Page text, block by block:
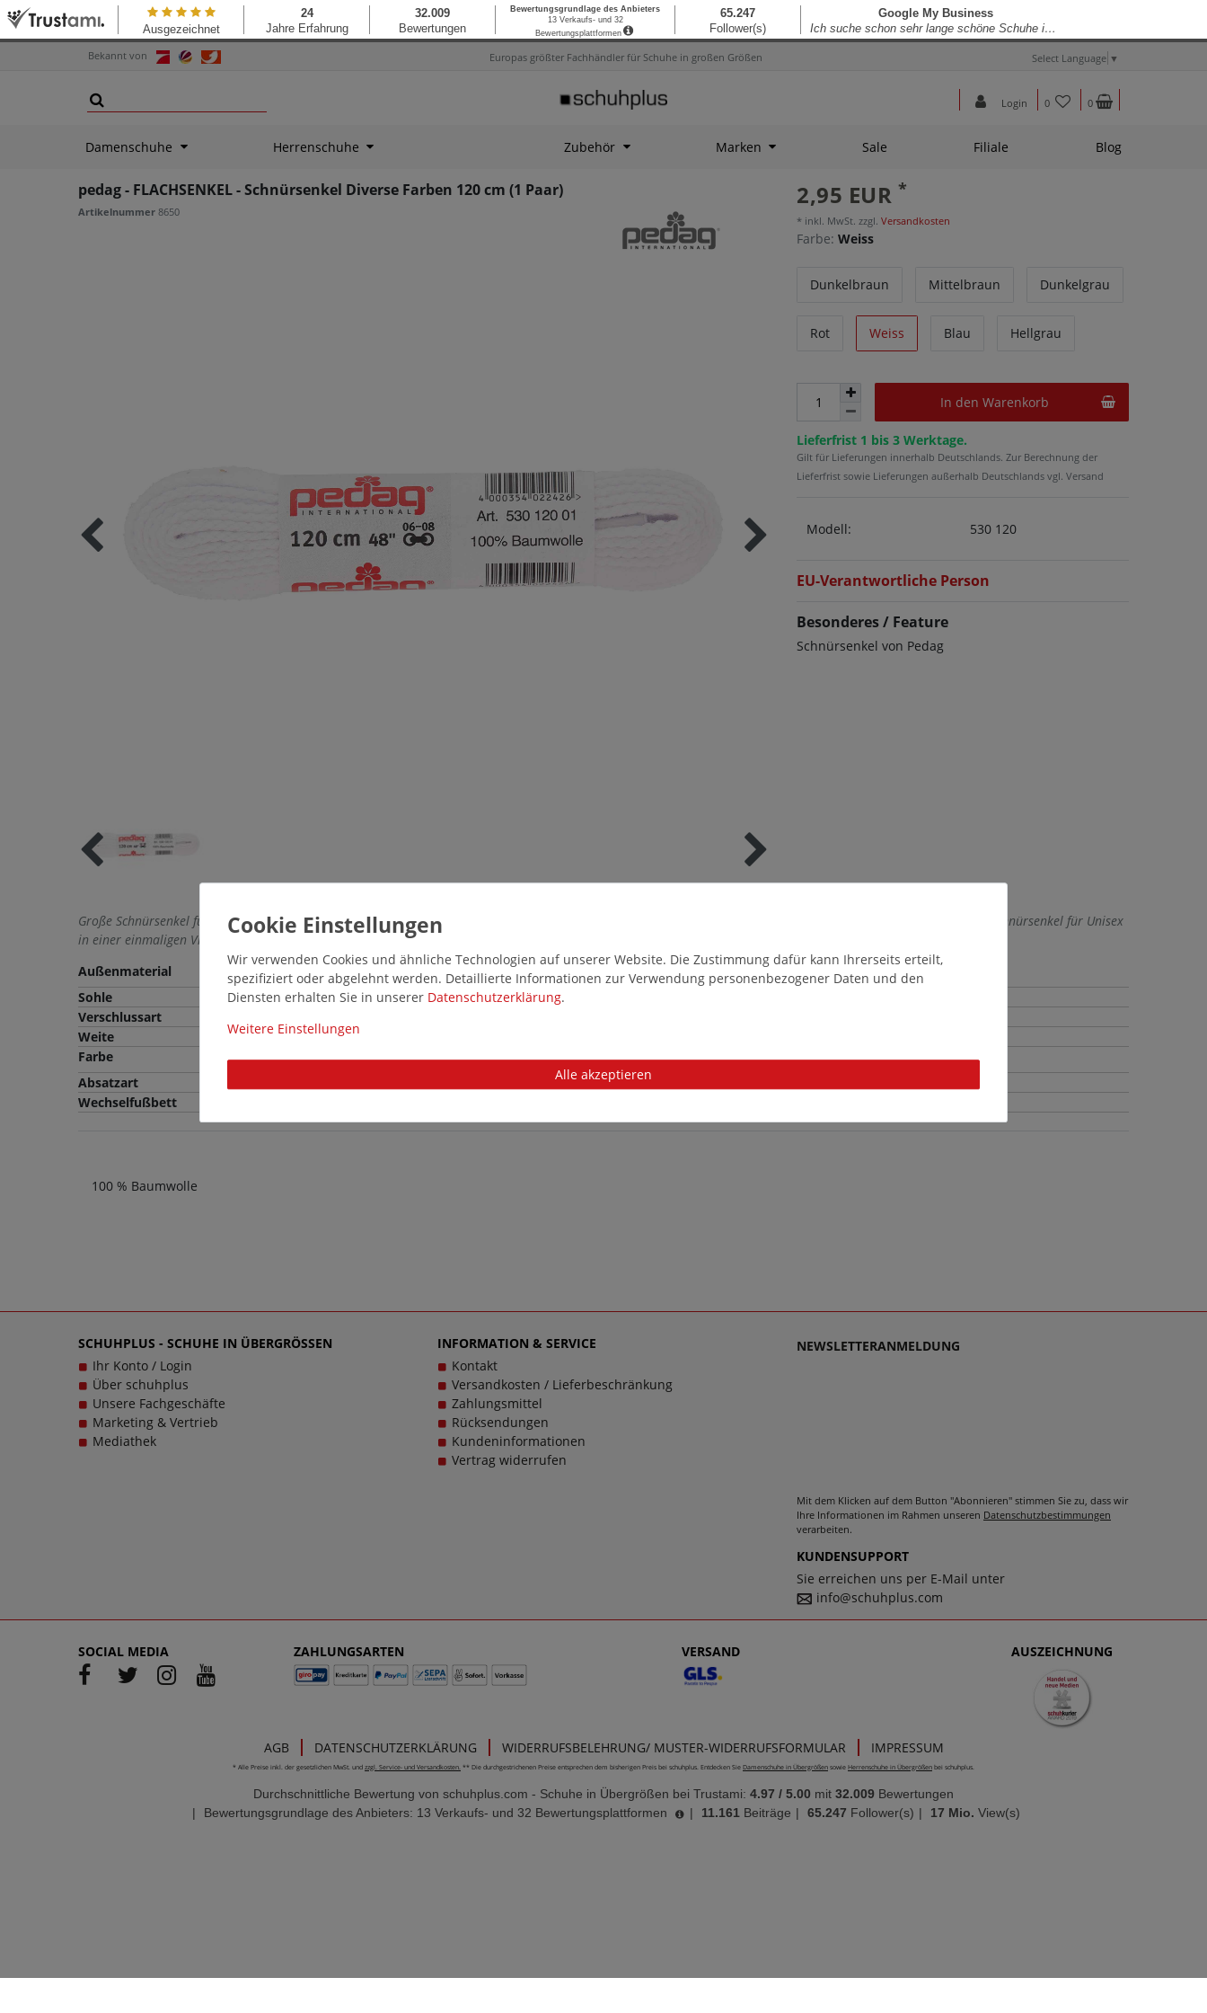
Bekannt von Europas größter Fachhändler für Schuhe in großen Größen Select Language ▼
Login 0 0
Damenschuhe Herrenschuhe Zubehör Marken Sale Filiale Blog
pedag - FLACHSENKEL - Schnürsenkel Diverse Farben 120 cm (1 Paar)
Artikelnummer 8650
2,95 EUR*
* inkl. MwSt. zzgl. Versandkosten
Farbe: Weiss
Dunkelbraun Mittelbraun Dunkelgrau
Rot Weiss Blau Hellgrau
In den Warenkorb
Lieferfrist 1 bis 3 Werktage.
Gilt für Lieferungen innerhalb Deutschlands. Zur Berechnung der
Lieferfrist sowie Lieferungen außerhalb Deutschlands vgl. Versand
Modell: 530 120
EU-Verantwortliche Person
Besonderes / Feature
Schnürsenkel von Pedag
Große Schnürsenkel für Unisex. Entdecken Sie grosse Schnürsenkel in Übergrößen von Pedag in Mehrfarbig mit der Artikelnummer 530 120 und erleben Sie große Schnürsenkel für Unisex
in einer einmaligen Vielfalt.
Außenmaterial
Baumwolle
Sohle
Verschlussart
Weite
Farbe
Mehrfarbig
Absatzart
Wechselfußbett
100 % Baumwolle
SCHUHPLUS - SCHUHE IN ÜBERGRÖSSEN
Ihr Konto / Login
Über schuhplus
Unsere Fachgeschäfte
Marketing & Vertrieb
Mediathek
INFORMATION & SERVICE
Kontakt
Versandkosten / Lieferbeschränkung
Zahlungsmittel
Rücksendungen
Kundeninformationen
Vertrag widerrufen
NEWSLETTERANMELDUNG
Mit dem Klicken auf dem Button "Abonnieren" stimmen Sie zu, dass wir
Ihre Informationen im Rahmen unseren Datenschutzbestimmungen
verarbeiten.
KUNDENSUPPORT
Sie erreichen uns per E-Mail unter
info@schuhplus.com
SOCIAL MEDIA ZAHLUNGSARTEN VERSAND AUSZEICHNUNG
AGB DATENSCHUTZERKLÄRUNG WIDERRUFSBELEHRUNG/ MUSTER-WIDERRUFSFORMULAR IMPRESSUM
* Alle Preise inkl. der gesetzlichen MwSt. und zzgl. Service- und Versandkosten. ** Die durchgestrichenen Preise entsprechen dem bisherigen Preis bei schuhplus. Entdecken Sie Damenschuhe in Übergrößen sowie Herrenschuhe in Übergrößen bei schuhplus.
Durchschnittliche Bewertung von schuhplus.com - Schuhe in Übergrößen bei Trustami: 4.97 / 5.00 mit 32.009 Bewertungen
|
Bewertungsgrundlage des Anbieters: 13 Verkaufs- und 32 Bewertungsplattformen | 11.161 Beiträge | 65.247 Follower(s) | 17 Mio. View(s)
Wir verwenden Cookies und ähnliche Technologien auf unserer Website. Die Zustimmung dafür kann Ihrerseits erteilt,
spezifiziert oder abgelehnt werden. Detaillierte Informationen zur Verwendung personenbezogener Daten und den
Diensten erhalten Sie in unserer Daten­schutz­erklärung.
Weitere Einstellungen
Alle akzeptieren